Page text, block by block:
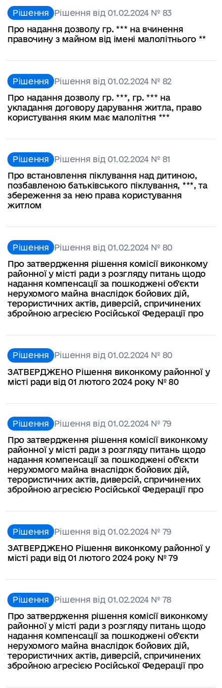
Рішення Рішення від 01.02.2024 № 83
Про надання дозволу гр. *** на вчинення
правочину з майном від імені малолітнього **
Рішення Рішення від 01.02.2024 № 82
Про надання дозволу гр. ***, гр. *** на
укладання договору дарування житла, право
користування яким має малолітня ***
Рішення Рішення від 01.02.2024 № 81
Про встановлення піклування над дитиною,
позбавленою батьківського піклування, ***, та
збереження за нею права користування
житлом
Рішення Рішення від 01.02.2024 № 80
Про затвердження рішення комісії виконкому
районної у місті ради з розгляду питань щодо
надання компенсації за пошкоджені об’єкти
нерухомого майна внаслідок бойових дій,
терористичних актів, диверсій, спричинених
збройною агресією Російської Федерації про
Рішення Рішення від 01.02.2024 № 80
ЗАТВЕРДЖЕНО Рішення виконкому районної у
місті ради від 01 лютого 2024 року № 80
Рішення Рішення від 01.02.2024 № 79
Про затвердження рішення комісії виконкому
районної у місті ради з розгляду питань щодо
надання компенсації за пошкоджені об’єкти
нерухомого майна внаслідок бойових дій,
терористичних актів, диверсій, спричинених
збройною агресією Російської Федерації про
Рішення Рішення від 01.02.2024 № 79
ЗАТВЕРДЖЕНО Рішення виконкому районної у
місті ради від 01 лютого 2024 року № 79
Рішення Рішення від 01.02.2024 № 78
Про затвердження рішення комісії виконкому
районної у місті ради з розгляду питань щодо
надання компенсації за пошкоджені об’єкти
нерухомого майна внаслідок бойових дій,
терористичних актів, диверсій, спричинених
збройною агресією Російської Федерації про